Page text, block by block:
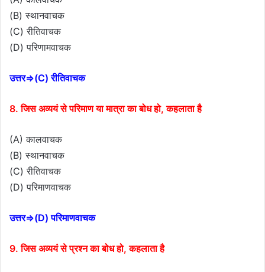
(B) स्थानवाचक
(C) रीतिवाचक
(D) परिणामवाचक
उत्तर⇒(C) रीतिवाचक
8. जिस अव्ययं से परिमाण या मात्रा का बोध हो, कहलाता है
(A) कालवाचक
(B) स्थानवाचक
(C) रीतिवाचक
(D) परिमाणवाचक
उत्तर⇒(D) परिमाणवाचक
9. जिस अव्ययं से प्रश्न का बोध हो, कहलाता है